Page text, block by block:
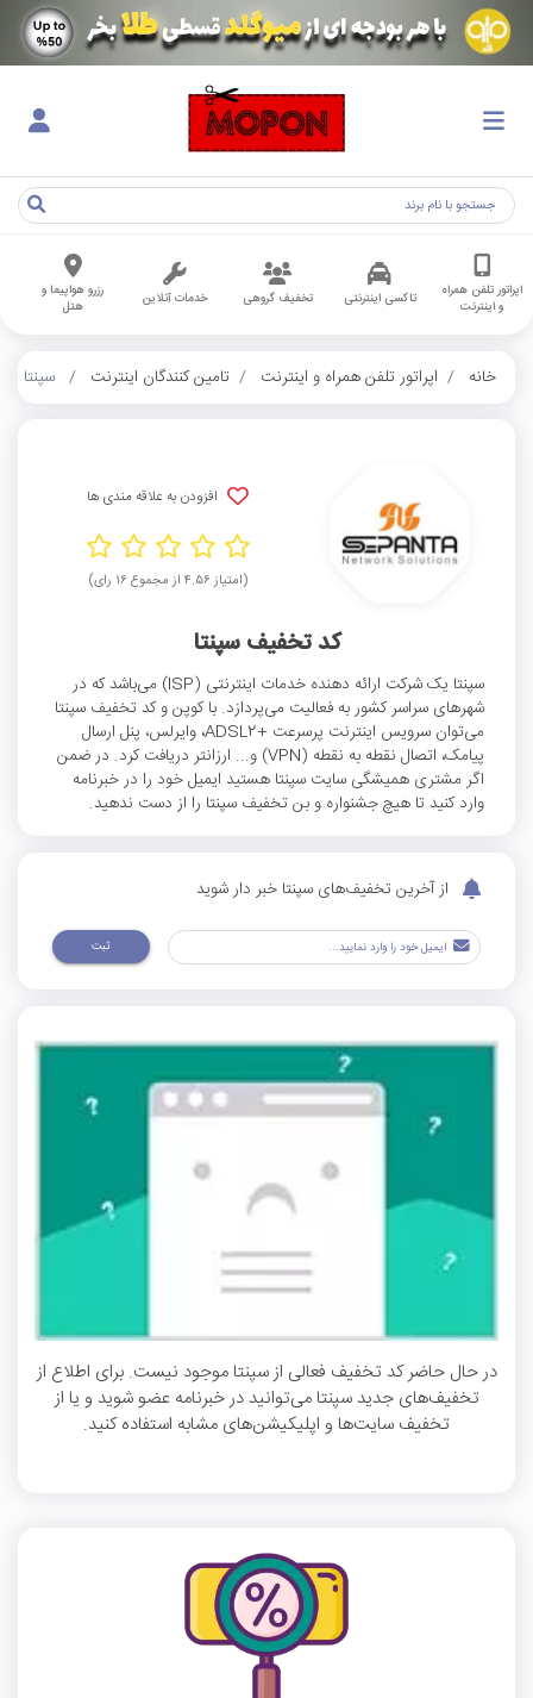
اپراتور تلفن همراه
و اینترنت
تاکسی اینترنتی تخفیف گروهی خدمات آنلاین
رزرو هواپیما و
هتل
خانه اپراتور تلفن همراه و اینترنت تامین کنندگان اینترنت سپنتا
افزودن به علاقه مندی ها
(امتیاز ۴.۵۶ از مجموع ۱۶ رای)
کد تخفیف سپنتا
سپنتا یک شرکت ارائه دهنده خدمات اینترنتی (ISP) می‌باشد که در
شهرهای سراسر کشور به فعالیت می‌پردازد. با کوپن و کد تخفیف سپنتا
می‌توان سرويس اينترنت پرسرعت +ADSL2، وایرلس، پنل ارسال
پیامک، اتصال نقطه به نقطه (VPN) و... ارزانتر دریافت کرد. در ضمن
اگر مشتری همیشگی سایت سپنتا هستید ایمیل خود را در خبرنامه
وارد کنید تا هیچ جشنواره و بن تخفیف سپنتا را از دست ندهید.
از آخرین تخفیف‌های سپنتا خبر دار شوید
ثبت
در حال حاضر کد تخفیف فعالی از سپنتا موجود نیست. برای اطلاع از
تخفیف‌های جدید سپنتا می‌توانید در خبرنامه عضو شوید و یا از
تخفیف سایت‌ها و اپلیکیشن‌های مشابه استفاده کنید.